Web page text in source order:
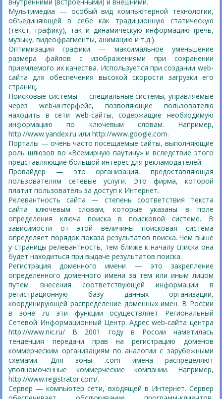
Мультимедиа — особый вид компьютерной технологии,
объединяющей в себе как традиционную статическую
(текст, графику), так и динамическую информацию (речь,
музыку, видеофрагменты, анимацию и т.д.).
Оптимизация графики — максимальное уменьшение
размера файлов с изображениями при сохранении
приемлемого их качества. Используется при создании web-
сайта для обеспечения высокой скорости загрузки его
страниц.
Поисковые системы — специальные системы, управляемые
через web-интерфейс, позволяющие пользователю
находить в сети web-сайты, содержащие необходимую
информацию по ключевым словам. Например,
http://www.yandex.ru или http://www.google.com.
Порталы — очень часто посещаемые сайты, выполняющие
роль шлюзов во «Всемирную паутину» и вследствие этого
представляющие большой интерес для рекламодателей.
Провайдер — это организация, предоставляющая
пользователям сетевые услуги. Это фирма, которой
платит пользователь за доступ к Интернет.
Релевантность сайта — степень соответствия текста
сайта ключевым словам, которые указаны в поле
определения ключа поиска в поисковой системе. В
зависимости от этой величины поисковая система
определяет порядок показа результатов поиска. Чем выше
у страницы релевантность, тем ближе к началу списка она
будет находиться при выдаче результатов поиска.
Регистрация доменного имени — это закрепление
определенного доменного имени за тем или иным лицом
путем внесения соответствующей информации в
регистрационную базу данных организации,
координирующей распределение доменных имен. В России
в зоне .ru эти функции осуществляет Региональный
Сетевой Информационный Центр. Адрес web-сайта центра
http://www.nic.ru/ В 2001 году в России наметилась
тенденция передачи прав на регистрацию доменов
коммерческим организациям по аналогии с зарубежными
схемами. Для зоны .com имена распределяют
уполномоченные коммерческие компании. Например,
http://www.registrator.com/.
Сервер — компьютер сети, входящей в Интернет. Сервер